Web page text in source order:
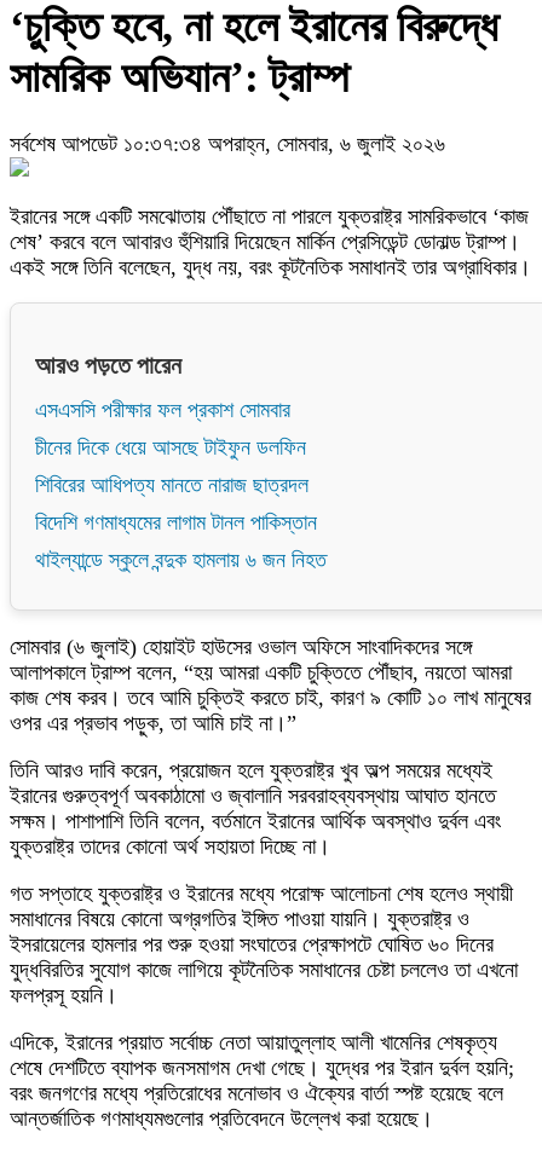
‘চুক্তি হবে, না হলে ইরানের বিরুদ্ধে
সামরিক অভিযান’: ট্রাম্প
সর্বশেষ আপডেট ১০:৩৭:৩৪ অপরাহ্ন, সোমবার, ৬ জুলাই ২০২৬
ইরানের সঙ্গে একটি সমঝোতায় পৌঁছাতে না পারলে যুক্তরাষ্ট্র সামরিকভাবে ‘কাজ
শেষ’ করবে বলে আবারও হুঁশিয়ারি দিয়েছেন মার্কিন প্রেসিডেন্ট ডোনাল্ড ট্রাম্প।
একই সঙ্গে তিনি বলেছেন, যুদ্ধ নয়, বরং কূটনৈতিক সমাধানই তার অগ্রাধিকার।
আরও পড়তে পারেন
এসএসসি পরীক্ষার ফল প্রকাশ সোমবার
চীনের দিকে ধেয়ে আসছে টাইফুন ডলফিন
শিবিরের আধিপত্য মানতে নারাজ ছাত্রদল
বিদেশি গণমাধ্যমের লাগাম টানল পাকিস্তান
থাইল্যান্ডে স্কুলে বন্দুক হামলায় ৬ জন নিহত
সোমবার (৬ জুলাই) হোয়াইট হাউসের ওভাল অফিসে সাংবাদিকদের সঙ্গে
আলাপকালে ট্রাম্প বলেন, “হয় আমরা একটি চুক্তিতে পৌঁছাব, নয়তো আমরা
কাজ শেষ করব। তবে আমি চুক্তিই করতে চাই, কারণ ৯ কোটি ১০ লাখ মানুষের
ওপর এর প্রভাব পড়ুক, তা আমি চাই না।”
তিনি আরও দাবি করেন, প্রয়োজন হলে যুক্তরাষ্ট্র খুব অল্প সময়ের মধ্যেই
ইরানের গুরুত্বপূর্ণ অবকাঠামো ও জ্বালানি সরবরাহব্যবস্থায় আঘাত হানতে
সক্ষম। পাশাপাশি তিনি বলেন, বর্তমানে ইরানের আর্থিক অবস্থাও দুর্বল এবং
যুক্তরাষ্ট্র তাদের কোনো অর্থ সহায়তা দিচ্ছে না।
গত সপ্তাহে যুক্তরাষ্ট্র ও ইরানের মধ্যে পরোক্ষ আলোচনা শেষ হলেও স্থায়ী
সমাধানের বিষয়ে কোনো অগ্রগতির ইঙ্গিত পাওয়া যায়নি। যুক্তরাষ্ট্র ও
ইসরায়েলের হামলার পর শুরু হওয়া সংঘাতের প্রেক্ষাপটে ঘোষিত ৬০ দিনের
যুদ্ধবিরতির সুযোগ কাজে লাগিয়ে কূটনৈতিক সমাধানের চেষ্টা চললেও তা এখনো
ফলপ্রসূ হয়নি।
এদিকে, ইরানের প্রয়াত সর্বোচ্চ নেতা আয়াতুল্লাহ আলী খামেনির শেষকৃত্য
শেষে দেশটিতে ব্যাপক জনসমাগম দেখা গেছে। যুদ্ধের পর ইরান দুর্বল হয়নি;
বরং জনগণের মধ্যে প্রতিরোধের মনোভাব ও ঐক্যের বার্তা স্পষ্ট হয়েছে বলে
আন্তর্জাতিক গণমাধ্যমগুলোর প্রতিবেদনে উল্লেখ করা হয়েছে।